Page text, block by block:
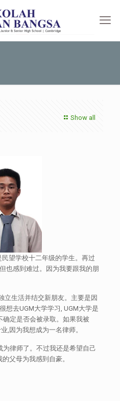
Show all
民望学校十二年级的学生。再过
也感到难过。因为我要跟我的朋
立生活并结交新朋友。主要是因
想去UGM大学学习, UGM大学是
定是否会被录取。如果我被
,因为我想成为一名律师。
律师了。不过我还是希望自己
父母为我感到自豪。